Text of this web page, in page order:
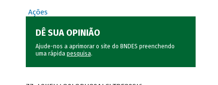
Ações
DÊ SUA OPINIÃO
Ajude-nos a aprimorar o site do BNDES preenchendo
uma rápida pesquisa.